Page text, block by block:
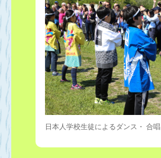
日本人学校生徒によるダンス・ 合唱